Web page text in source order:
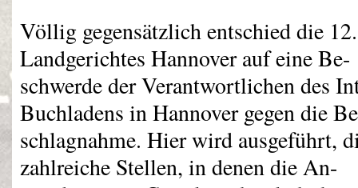
Völlig gegensätzlich entschied die
Landgerichtes Hannover auf eine Be-
schwerde der Verantwortlichen des
Buchladens in Hannover gegen die
schlagnahme. Hier wird ausgeführt,
zahlreiche Stellen, in denen die An-